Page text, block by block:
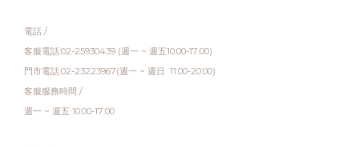
電話 /
客服電話:02-25930439 (週一 ~ 週五10:00-17:00)
門市電話:02-23223967(週一 ~ 週日 11:00-20:00)
客服服務時間 /
週一 ~ 週五 10:00-17:00